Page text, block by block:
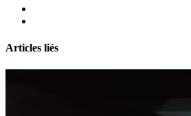
Articles liés